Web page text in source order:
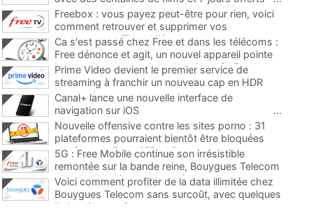
Freebox : vous payez peut-être pour rien, voici
comment retrouver et supprimer vos
abonnements TV oubliés
...
Ca s'est passé chez Free et dans les télécoms :
Free dénonce et agit, un nouvel appareil pointe
le bout de son nez chez des abonnés Freebox...
Prime Video devient le premier service de
streaming à franchir un nouveau cap en HDR
avec ce lancement
Canal+ lance une nouvelle interface de
navigation sur iOS
...
Nouvelle offensive contre les sites porno : 31
plateformes pourraient bientôt être bloquées
par Orange, Free, SFR et Bouygues
5G : Free Mobile continue son irrésistible
remontée sur la bande reine, Bouygues Telecom
plus que jamais sous pression
Voici comment profiter de la data illimitée chez
Bouygues Telecom sans surcoût, avec quelques
limites à connaître